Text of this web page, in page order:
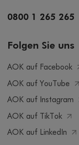
0800 1 265 265
Folgen Sie uns
AOK auf Facebook
AOK auf YouTube
AOK auf Instagram
AOK auf TikTok
AOK auf LinkedIn